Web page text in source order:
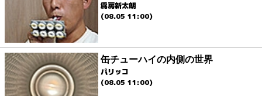
爲房新太朗
(08.05 11:00)
缶チューハイの内側の世界
パリッコ
(08.05 11:00)